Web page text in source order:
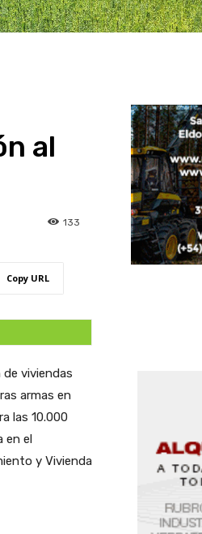
al
133
Copy URL
viviendas
armas en
las 10.000
en el
y Vivienda